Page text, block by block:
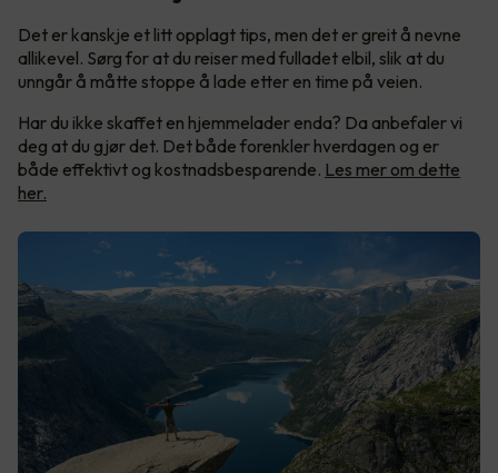
Det er kanskje et litt opplagt tips, men det er greit å nevne
allikevel. Sørg for at du reiser med fulladet elbil, slik at du
unngår å måtte stoppe å lade etter en time på veien.
Har du ikke skaffet en hjemmelader enda? Da anbefaler vi
deg at du gjør det. Det både forenkler hverdagen og er
både effektivt og kostnadsbesparende. Les mer om dette
her.